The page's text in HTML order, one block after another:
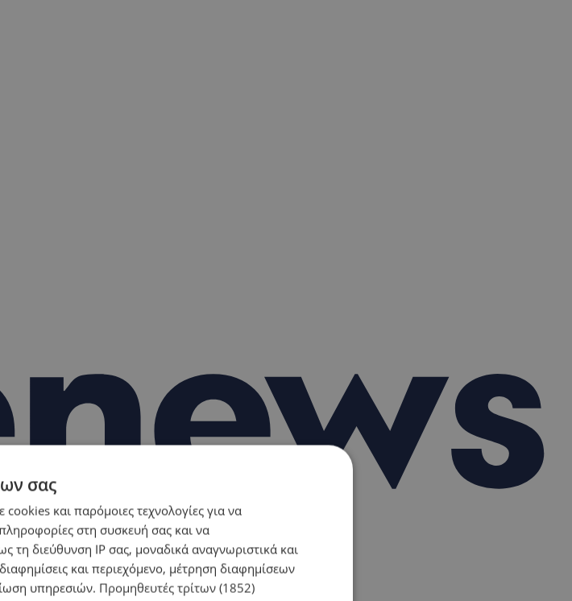
σας
cookies και παρόμοιες τεχνολογίες για να
στη συσκευή σας και να
τη διεύθυνση IP σας, μοναδικά αναγνωριστικά και
και περιεχόμενο, μέτρηση διαφημίσεων
υπηρεσιών. Προμηθευτές τρίτων (1852)